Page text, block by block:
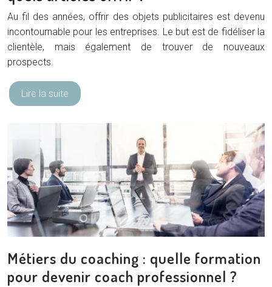
Au fil des années, offrir des objets publicitaires est devenu
incontournable pour les entreprises. Le but est de fidéliser la
clientèle, mais également de trouver de nouveaux
prospects.
Lire la suite
Métiers du coaching : quelle formation
pour devenir coach professionnel ?